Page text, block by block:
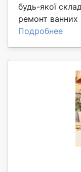
будь-якої
ремонт ванних
Подробнее